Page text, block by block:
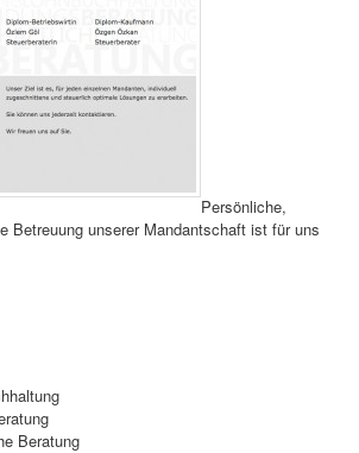
Persönliche,
Betreuung unserer Mandantschaft ist für uns
Beratung